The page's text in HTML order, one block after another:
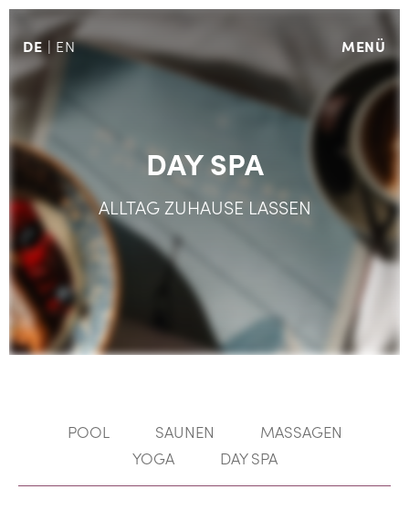
DE EN MENÜ
DAY SPA
ALLTAG ZUHAUSE LASSEN
POOL SAUNEN
MASSAGEN
YOGA
DAY SPA